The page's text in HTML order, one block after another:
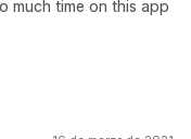
much time on this app